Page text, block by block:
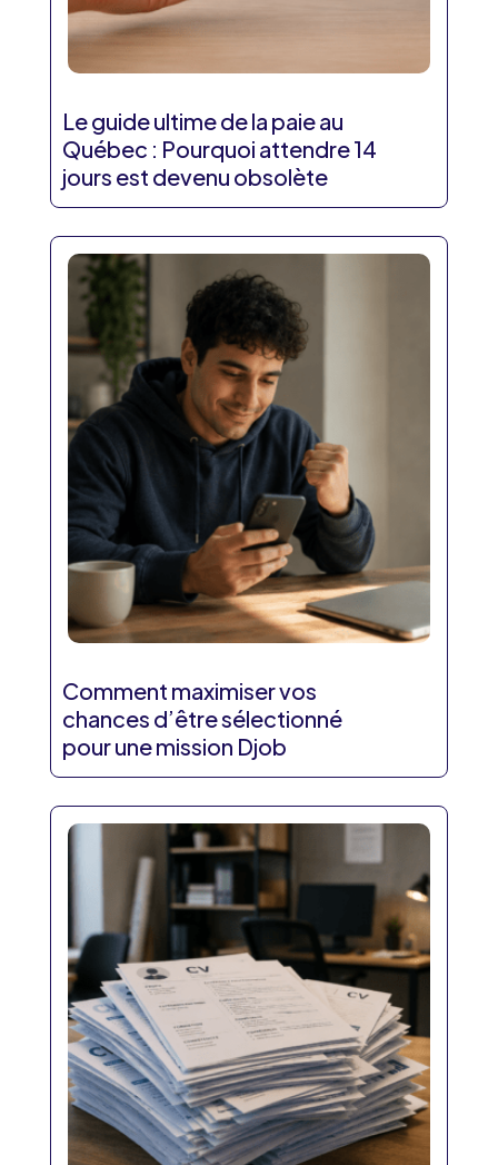
Le guide ultime de la paie au
Québec : Pourquoi attendre 14
jours est devenu obsolète
Comment maximiser vos
chances d’être sélectionné
pour une mission Djob